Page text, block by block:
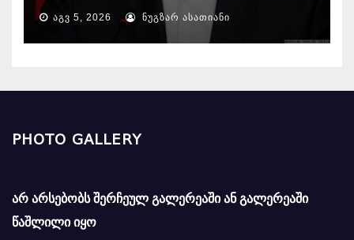
ᲐᲒᲕ 5, 2026 ᲜᲣᲒᲖᲐᲠ ᲐᲡᲐᲗᲘᲐᲜᲘ
PHOTO GALLERY
არ არსებობს შერჩეულ გალერეაში ან გალერეაში
წაშლილი იყო